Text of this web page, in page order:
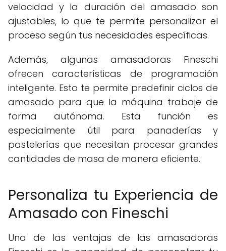
velocidad y la duración del amasado son
ajustables, lo que te permite personalizar el
proceso según tus necesidades específicas.
Además, algunas amasadoras Fineschi
ofrecen características de programación
inteligente. Esto te permite predefinir ciclos de
amasado para que la máquina trabaje de
forma autónoma. Esta función es
especialmente útil para panaderías y
pastelerías que necesitan procesar grandes
cantidades de masa de manera eficiente.
Personaliza tu Experiencia de
Amasado con Fineschi
Una de las ventajas de las amasadoras